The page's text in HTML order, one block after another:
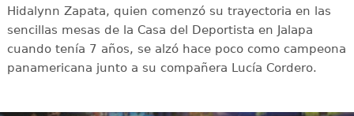
Hidalynn Zapata, quien comenzó su trayectoria en las
sencillas mesas de la Casa del Deportista en Jalapa
cuando tenía 7 años, se alzó hace poco como campeona
panamericana junto a su compañera Lucía Cordero.